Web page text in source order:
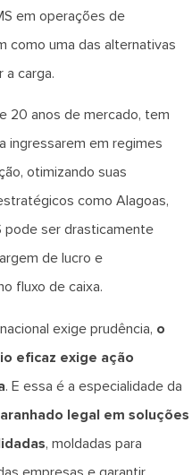
em operações de
como uma das alternativas
a carga.
20 anos de mercado, tem
ingressarem em regimes
otimizando suas
como Alagoas,
pode ser drasticamente
de lucro e
fluxo de caixa.
exige prudência, o
eficaz exige ação
. E essa é a especialidade da
legal em soluções
, moldadas para